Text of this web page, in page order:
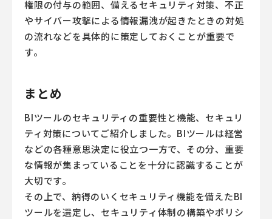
権限の付与の範囲、備えるセキュリティ対策、不正
やサイバー攻撃による情報漏洩が起きたときの対処
の流れなどを具体的に策定しておくことが重要で
す。
まとめ
BIツールのセキュリティの重要性と機能、セキュリ
ティ対策についてご紹介しました。BIツールは経営
などの各種意思決定に役立つ一方で、その分、重要
な情報が集まっていることを十分に認識することが
大切です。
その上で、納得のいくセキュリティ機能を備えたBI
ツールを選定し、セキュリティ体制の構築やポリシ